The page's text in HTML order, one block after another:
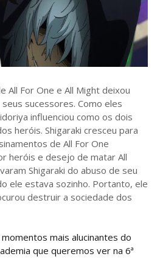
All For One e All Might deixou
sucessores. Como eles
influenciou como os dois
heróis. Shigaraki cresceu para
de All For One
heróis e desejo de matar All
Shigaraki do abuso de seu
ele estava sozinho. Portanto, ele
destruir a sociedade dos
mais alucinantes do
que queremos ver na 6ª